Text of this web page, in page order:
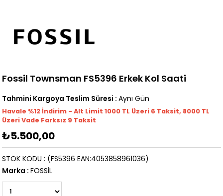
Fossil Townsman FS5396 Erkek Kol Saati
Tahmini Kargoya Teslim Süresi : Aynı Gün
Havale %12 İndirim - Alt Limit 1000 TL Üzeri 6 Taksit, 8000 TL
Üzeri Vade Farksız 9 Taksit
₺5.500,00
(FS5396 EAN:4053858961036)
STOK KODU
Marka : FOSSİL